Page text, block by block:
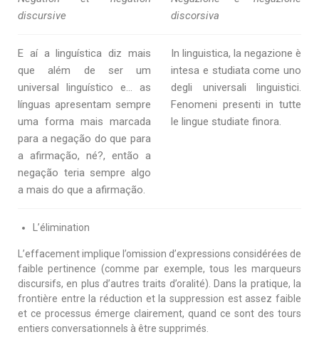
discursive
discorsiva
E aí a linguística diz mais
que além de ser um
universal linguístico e… as
línguas apresentam sempre
uma forma mais marcada
para a negação do que para
a afirmação, né?, então a
negação teria sempre algo
a mais do que a afirmação.
In linguistica, la negazione è
intesa e studiata come uno
degli universali linguistici.
Fenomeni presenti in tutte
le lingue studiate finora.
L’élimination
L’effacement implique l’omission d’expressions considérées de
faible pertinence (comme par exemple, tous les marqueurs
discursifs, en plus d’autres traits d’oralité). Dans la pratique, la
frontière entre la réduction et la suppression est assez faible
et ce processus émerge clairement, quand ce sont des tours
entiers conversationnels à être supprimés.